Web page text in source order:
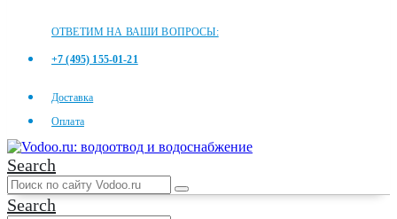
ОТВЕТИМ НА ВАШИ ВОПРОСЫ:
+7 (495) 155-01-21
Доставка
Оплата
Search
Search